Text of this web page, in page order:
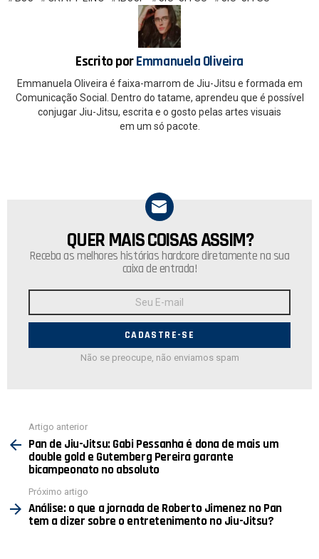
Escrito porEmmanuela Oliveira
Emmanuela Oliveira é faixa-marrom de Jiu-Jitsu e formada em
Comunicação Social. Dentro do tatame, aprendeu que é possível
conjugar Jiu-Jitsu, escrita e o gosto pelas artes visuais
em um só pacote.
NEWSLETTER
QUER MAIS COISAS ASSIM?
Receba as melhores histórias hardcore diretamente na sua
caixa de entrada!
E-
Não se preocupe, não enviamos spam
mais
Artigo anterior
Pan de Jiu-Jitsu: Gabi Pessanha é dona de mais um
double gold e Gutemberg Pereira garante
bicampeonato no absoluto
Próximo artigo
Análise: o que a jornada de Roberto Jimenez no Pan
tem a dizer sobre o entretenimento no Jiu-Jitsu?